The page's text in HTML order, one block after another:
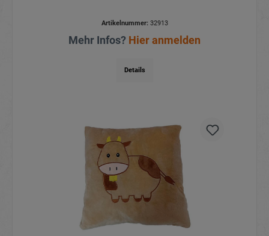
Artikelnummer:32913
Mehr Infos? Hier anmelden
Details